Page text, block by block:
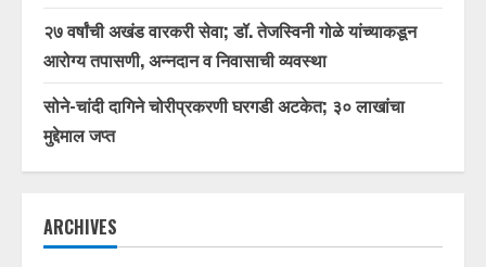
२७ वर्षांची अखंड वारकरी सेवा; डॉ. तेजस्विनी गोळे यांच्याकडून
आरोग्य तपासणी, अन्नदान व निवासाची व्यवस्था
सोने-चांदी दागिने चोरीप्रकरणी घरगडी अटकेत; ३० लाखांचा
मुद्देमाल जप्त
ARCHIVES